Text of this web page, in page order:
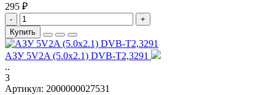
295 ₽
-
+
Купить
АЗУ 5V2A (5.0x2.1) DVB-T2,3291
..
3
Артикул: 2000000027531